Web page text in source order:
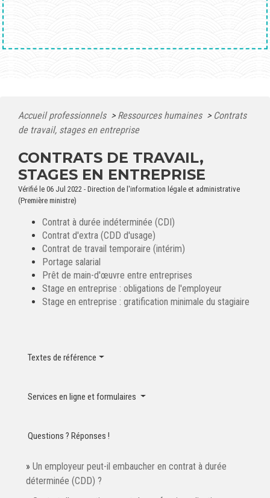
Accueil professionnels > Ressources humaines > Contrats
de travail, stages en entreprise
CONTRATS DE TRAVAIL,
STAGES EN ENTREPRISE
Vérifié le 06 Jul 2022 - Direction de l'information légale et administrative
(Première ministre)
Contrat à durée indéterminée (CDI)
Contrat d'extra (CDD d'usage)
Contrat de travail temporaire (intérim)
Portage salarial
Prêt de main-d'œuvre entre entreprises
Stage en entreprise : obligations de l'employeur
Stage en entreprise : gratification minimale du stagiaire
Textes de référence
Services en ligne et formulaires
Questions ? Réponses !
Un employeur peut-il embaucher en contrat à durée
déterminée (CDD) ?